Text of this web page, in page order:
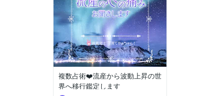
複数占術❤️流産から波動上昇の世
界へ移行鑑定します